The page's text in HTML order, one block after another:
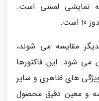
نمایشی لمسی است.
مقایسه می شوند،
می شود. این فاکتورها
های ظاهری و سایر
و معین دقیق محصول